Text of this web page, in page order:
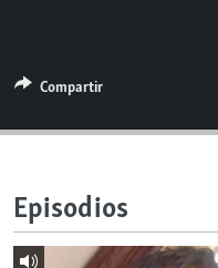
ESPECIALES
LA REALIDAD DE LA
KENTU-CUBANO
LOS SANTOS DE
MULTIMEDIA
EDITORIALES
SÍGUENOS
Compartir
Episodios